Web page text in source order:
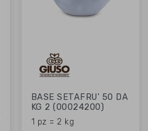
BASE SETAFRU' 50 DA
KG 2 (00024200)
1 pz = 2 kg